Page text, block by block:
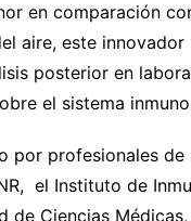
en comparación
aire, este
posterior en
el sistema
por profesionales
el Instituto de
de Ciencias